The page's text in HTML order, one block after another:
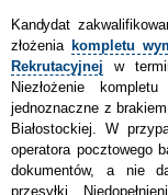
Kandydat
złożenia kompletu
Rekrutacyjnej w
Niezłożenie
jednoznaczne z
Białostockiej. W
operatora pocztowego
dokumentów, a nie
przesyłki.